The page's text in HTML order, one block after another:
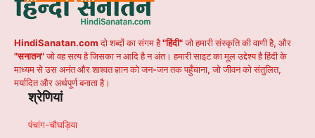
HindiSanatan.comदो शब्दों का संगम है"हिंदी"जो हमारी संस्कृति की वाणी है, और
"सनातन"जो वह सत्य है जिसका न आदि है न अंत। हमारी साइट का मूल उद्देश्य है हिंदी के
माध्यम से उस अनंत और शाश्वत ज्ञान को जन-जन तक पहुँचाना, जो जीवन को संतुलित,
मर्यादित और अर्थपूर्ण बनाता है।
श्रेणियां
पंचांग-चौघड़िया